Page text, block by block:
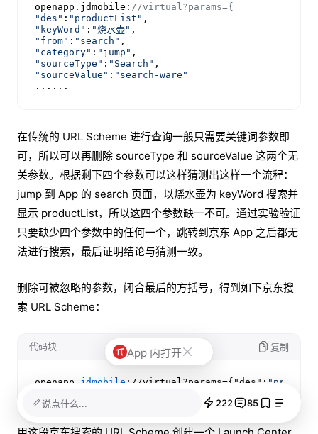
openapp. jdmobile : //virtual?params={
"des" : "productList"
"keyWord" : "烧水壶"
"from" : "search"
"category" : "jump"
"sourceType" : "Search"
"sourceValue" : "search-ware"
......
在传统的 URL Scheme 进行查询一般只需要关键词参数即
可，所以可以再删除 sourceType 和 sourceValue 这两个无
关参数。根据剩下四个参数可以这样猜测出这样一个流程：
jump 到 App 的 search 页面，以烧水壶为 keyWord 搜索并
显示 productList，所以这四个参数缺一不可。通过实验验证
只要缺少四个参数中的任何一个，跳转到京东 App 之后都无
法进行搜索，最后证明结论与猜测一致。
删除可被忽略的参数，闭合最后的方括号，得到如下京东搜
索 URL Scheme：
代码块 复制
openapp .jdmobile ://virtual?params={"des":
说点什么... 222 85
App 内打开